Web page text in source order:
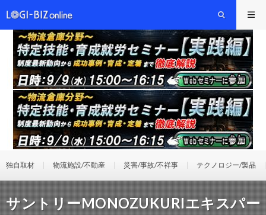
独自取材 物流施設/不動産 災害/事故/不祥事 テクノロジー/製品
サントリーMONOZUKURIエキスパー